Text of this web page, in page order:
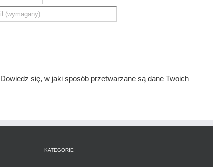
Dowiedz się, w jaki sposób przetwarzane są dane Twoich
KATEGORIE